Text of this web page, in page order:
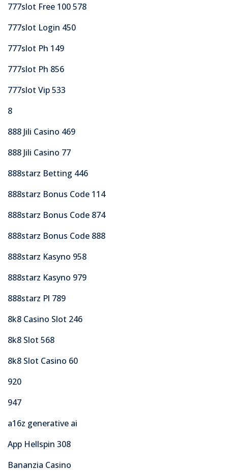
777slot Free 100 578
777slot Login 450
777slot Ph 149
777slot Ph 856
777slot Vip 533
8
888 Jili Casino 469
888 Jili Casino 77
888starz Betting 446
888starz Bonus Code 114
888starz Bonus Code 874
888starz Bonus Code 888
888starz Kasyno 958
888starz Kasyno 979
888starz Pl 789
8k8 Casino Slot 246
8k8 Slot 568
8k8 Slot Casino 60
920
947
a16z generative ai
App Hellspin 308
Bananzia Casino